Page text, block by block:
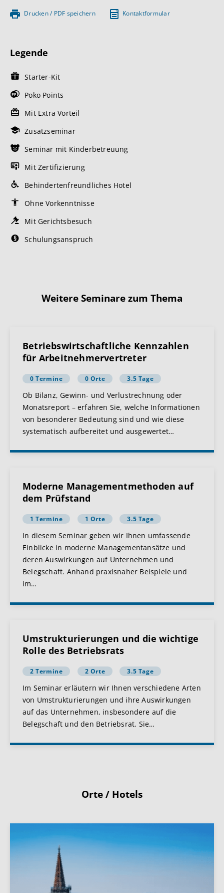
Drucken / PDF speichern Kontaktformular
Legende
Starter-Kit
Poko Points
Mit Extra Vorteil
Zusatzseminar
Seminar mit Kinderbetreuung
Mit Zertifizierung
Behindertenfreundliches Hotel
Ohne Vorkenntnisse
Mit Gerichtsbesuch
Schulungsanspruch
Weitere Seminare zum Thema
Betriebswirtschaftliche Kennzahlen
für Arbeitnehmervertreter
0 Termine 0 Orte 3.5 Tage
Ob Bilanz, Gewinn- und Verlustrechnung oder
Monatsreport – erfahren Sie, welche Informationen
von besonderer Bedeutung sind und wie diese
systematisch aufbereitet und ausgewertet…
Moderne Managementmethoden auf
dem Prüfstand
1 Termine 1 Orte 3.5 Tage
In diesem Seminar geben wir Ihnen umfassende
Einblicke in moderne Managementansätze und
deren Auswirkungen auf Unternehmen und
Belegschaft. Anhand praxisnaher Beispiele und
im…
Umstrukturierungen und die wichtige
Rolle des Betriebsrats
2 Termine 2 Orte 3.5 Tage
Im Seminar erläutern wir Ihnen verschiedene Arten
von Umstrukturierungen und ihre Auswirkungen
auf das Unternehmen, insbesondere auf die
Belegschaft und den Betriebsrat. Sie…
Orte / Hotels